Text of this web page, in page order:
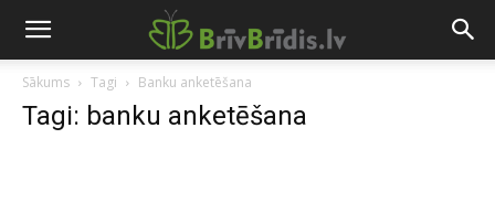
Sākums Tagi Banku anketēšana
Tagi: banku anketēšana